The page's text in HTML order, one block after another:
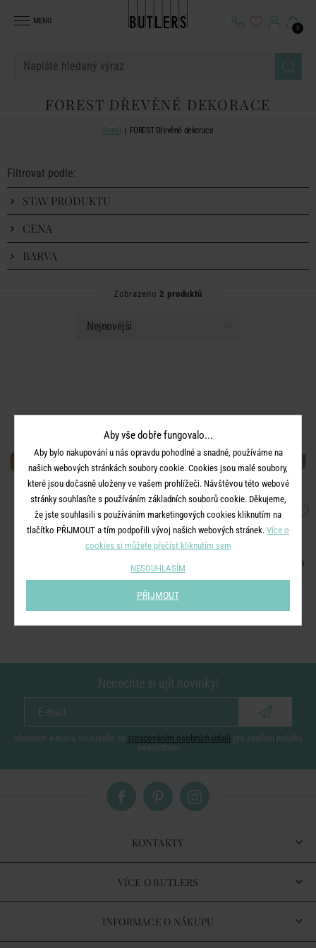
MENU
0
FOREST DŘEVĚNÉ DEKORACE
Domů FOREST Dřevěné dekorace
Filtrovat podle:
STAV PRODUKTU
CENA
BARVA
Zobrazeno 2 produktů
FOREST FOREST
Podnos z mangového dřeva 34 cm
Nenechte si ujít novinky!
vložením e-mailu souhlasíte se zpracováním osobních údajů pro zasílání našeho
newsletteru
KONTAKTY
VÍCE O BUTLERS
INFORMACE O NÁKUPU
Aby vše dobře fungovalo...
Aby bylo nakupování u nás opravdu pohodlné a snadné, používáme na
našich webových stránkách soubory cookie. Cookies jsou malé soubory,
které jsou dočasně uloženy ve vašem prohlížeči. Návštěvou této webové
stránky souhlasíte s používáním základních souborů cookie. Děkujeme,
že jste souhlasili s používáním marketingových cookies kliknutím na
tlačítko PŘIJMOUT a tím podpořili vývoj našich webových stránek. Více o
cookies si můžete přečíst kliknutím sem
NESOUHLASÍM
PŘIJMOUT